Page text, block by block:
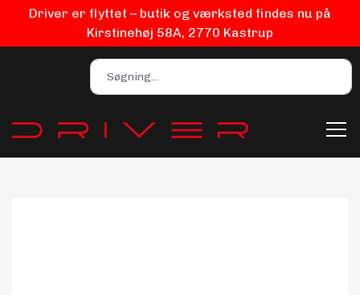
Driver er flyttet – butik og værksted findes nu på
Kirstinehøj 58A, 2770 Kastrup